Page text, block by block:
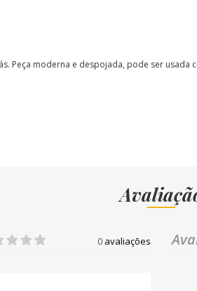
Peça moderna e despojada, pode ser usada
0 avaliações